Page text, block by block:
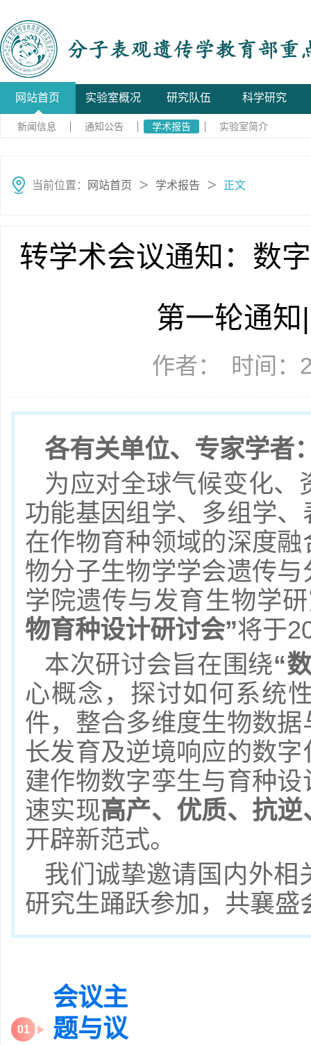
网站首页 实验室概况 研究队伍 科学研究
新闻信息 通知公告 学术报告 实验室简介
当前位置： 网站首页 ＞ 学术报告 ＞ 正文
转学术会议通知：数
第一轮通
作者： 时间：
各有关单位、专家学者
为应对全球气候变化
功能基因组学、多组学
在作物育种领域的深度
物分子生物学学会遗传
学院遗传与发育生物学
物育种设计研讨会”将于
本次研讨会旨在围绕“
心概念，探讨如何系统
件，整合多维度生物数
长发育及逆境响应的数
建作物数字孪生与育种
速实现高产、优质、抗逆
开辟新范式。
我们诚挚邀请国内外相
研究生踊跃参加，共襄盛
01
会议主
题与议